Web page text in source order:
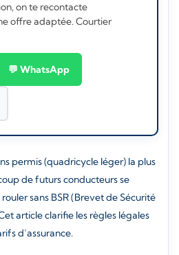
on te recontacte
offre adaptée. Courtier
💬 WhatsApp
permis (quadricycle léger) la plus
de futurs conducteurs se
sans BSR (Brevet de Sécurité
article clarifie les règles légales
d’assurance.